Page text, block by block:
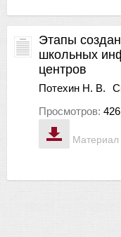
Материал
Этапы
школьных
центров
Потехин Н. В.
Просмотров: 426